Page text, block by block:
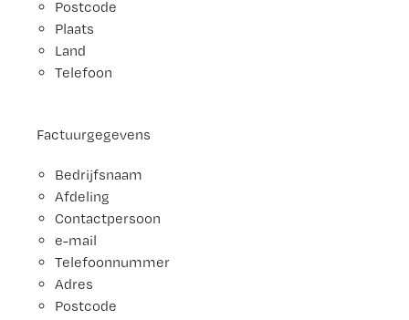
Postcode
Plaats
Land
Telefoon
Factuurgegevens
Bedrijfsnaam
Afdeling
Contactpersoon
e-mail
Telefoonnummer
Adres
Postcode